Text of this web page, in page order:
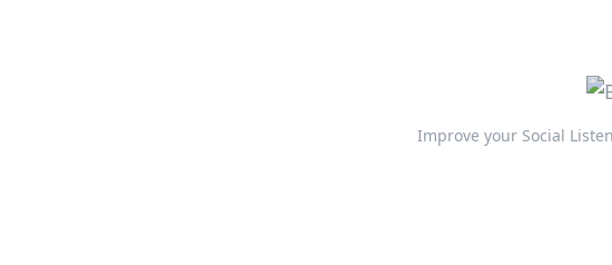
Improve your Social